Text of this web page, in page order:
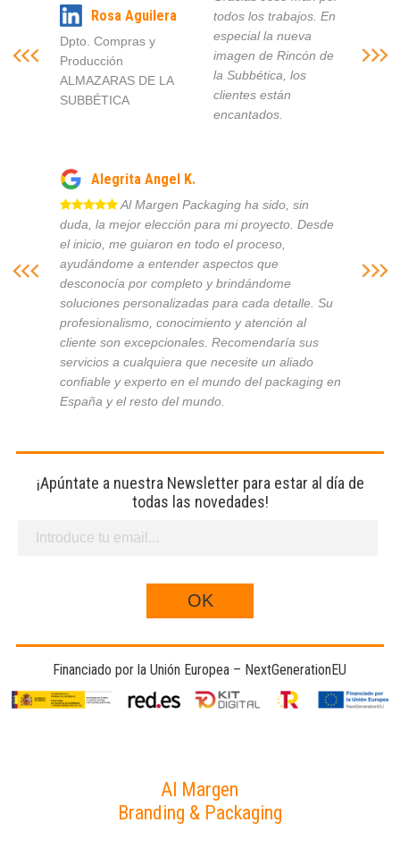
Rosa Aguilera
Dpto. Compras y
Producción
ALMAZARAS DE LA
SUBBÉTICA
todos los trabajos. En
especial la nueva
imagen de Rincón de
la Subbética, los
clientes están
encantados.
Alegrita Angel K.
Al Margen Packaging ha sido, sin
duda, la mejor elección para mi proyecto. Desde
el inicio, me guiaron en todo el proceso,
ayudándome a entender aspectos que
desconocía por completo y brindándome
soluciones personalizadas para cada detalle. Su
profesionalismo, conocimiento y atención al
cliente son excepcionales. Recomendaría sus
servicios a cualquiera que necesite un aliado
confiable y experto en el mundo del packaging en
España y el resto del mundo.
¡Apúntate a nuestra Newsletter para estar al día de
todas las novedades!
Financiado por la Unión Europea – NextGenerationEU
Al Margen
Branding & Packaging